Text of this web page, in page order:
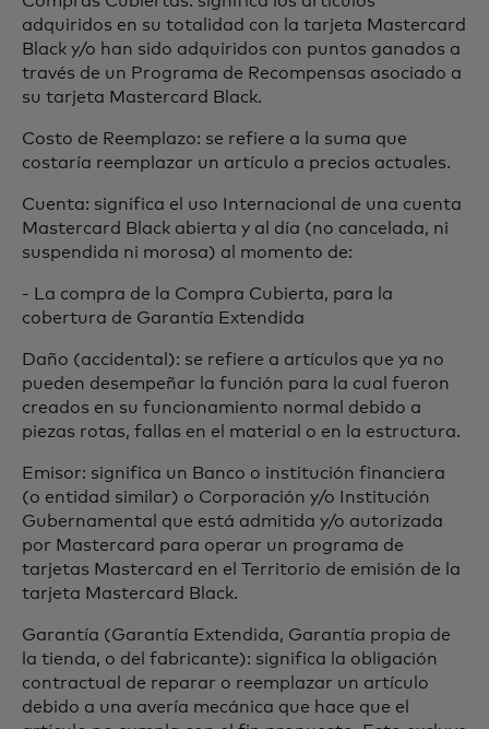
adquiridos en su totalidad con la tarjeta Mastercard
Black y/o han sido adquiridos con puntos ganados a
través de un Programa de Recompensas asociado a
su tarjeta Mastercard Black.
Costo de Reemplazo: se refiere a la suma que
costaría reemplazar un artículo a precios actuales.
Cuenta: significa el uso Internacional de una cuenta
Mastercard Black abierta y al día (no cancelada, ni
suspendida ni morosa) al momento de:
- La compra de la Compra Cubierta, para la
cobertura de Garantía Extendida
Daño (accidental): se refiere a artículos que ya no
pueden desempeñar la función para la cual fueron
creados en su funcionamiento normal debido a
piezas rotas, fallas en el material o en la estructura.
Emisor: significa un Banco o institución financiera
(o entidad similar) o Corporación y/o Institución
Gubernamental que está admitida y/o autorizada
por Mastercard para operar un programa de
tarjetas Mastercard en el Territorio de emisión de la
tarjeta Mastercard Black.
Garantía (Garantía Extendida, Garantía propia de
la tienda, o del fabricante): significa la obligación
contractual de reparar o reemplazar un artículo
debido a una avería mecánica que hace que el